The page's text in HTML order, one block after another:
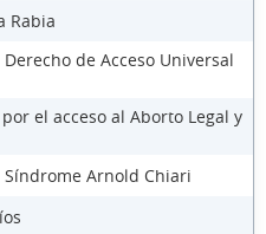
Rabia
de Acceso Universal
el acceso al Aborto Legal y
Arnold Chiari